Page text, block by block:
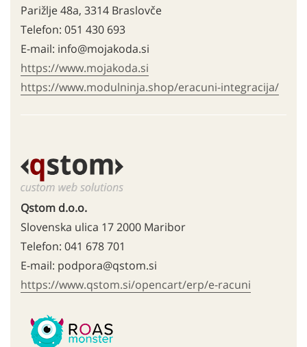
Parižlje 48a, 3314 Braslovče
Telefon: 051 430 693
E-mail: info@mojakoda.si
https://www.mojakoda.si
https://www.modulninja.shop/eracuni-integracija/
Qstom d.o.o.
Slovenska ulica 17 2000 Maribor
Telefon: 041 678 701
E-mail: podpora@qstom.si
https://www.qstom.si/opencart/erp/e-racuni